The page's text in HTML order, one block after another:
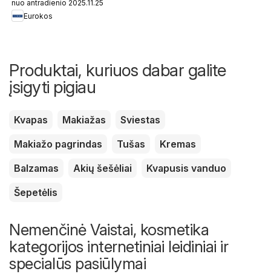
nuo antradienio 2025.11.25
Eurokos
Produktai, kuriuos dabar galite
įsigyti pigiau
Kvapas Makiažas
Sviestas
Makiažo pagrindas
Tušas
Kremas
Balzamas
Akių šešėliai
Kvapusis vanduo
Šepetėlis
Nemenčinė Vaistai, kosmetika
kategorijos internetiniai leidiniai ir
specialūs pasiūlymai